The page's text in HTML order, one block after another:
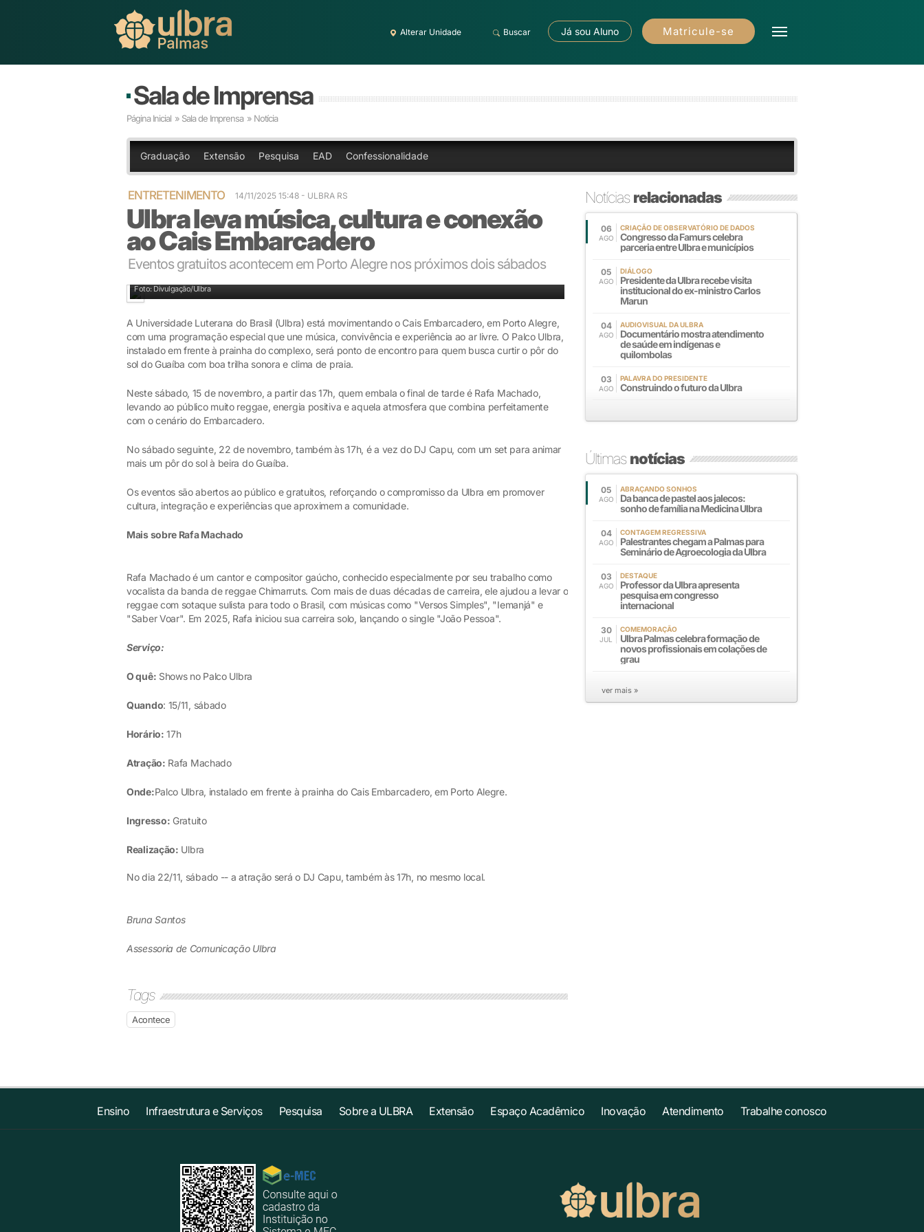
Alterar Unidade Buscar Já sou Aluno Matricule-se
Sala de Imprensa
Página Inicial » Sala de Imprensa » Notícia
Graduação Extensão Pesquisa EAD Confessionalidade
ENTRETENIMENTO 14/11/2025 15:48 - ULBRA RS
Ulbra leva música, cultura e conexão
ao Cais Embarcadero
Eventos gratuitos acontecem em Porto Alegre nos próximos dois sábados
Foto: Divulgação/Ulbra
A Universidade Luterana do Brasil (Ulbra) está movimentando o Cais Embarcadero, em Porto Alegre,
com uma programação especial que une música, convivência e experiência ao ar livre. O Palco Ulbra,
instalado em frente à prainha do complexo, será ponto de encontro para quem busca curtir o pôr do
sol do Guaíba com boa trilha sonora e clima de praia.
Neste sábado, 15 de novembro, a partir das 17h, quem embala o final de tarde é Rafa Machado,
levando ao público muito reggae, energia positiva e aquela atmosfera que combina perfeitamente
com o cenário do Embarcadero.
No sábado seguinte, 22 de novembro, também às 17h, é a vez do DJ Capu, com um set para animar
mais um pôr do sol à beira do Guaíba.
Os eventos são abertos ao público e gratuitos, reforçando o compromisso da Ulbra em promover
cultura, integração e experiências que aproximem a comunidade.
Mais sobre Rafa Machado
Rafa Machado é um cantor e compositor gaúcho, conhecido especialmente por seu trabalho como
vocalista da banda de reggae Chimarruts. Com mais de duas décadas de carreira, ele ajudou a levar o
reggae com sotaque sulista para todo o Brasil, com músicas como "Versos Simples", "Iemanjá" e
"Saber Voar". Em 2025, Rafa iniciou sua carreira solo, lançando o single "João Pessoa".
Serviço:
O quê: Shows no Palco Ulbra
Quando: 15/11, sábado
Horário: 17h
Atração: Rafa Machado
Onde:Palco Ulbra, instalado em frente à prainha do Cais Embarcadero, em Porto Alegre.
Ingresso: Gratuito
Realização: Ulbra
No dia 22/11, sábado -- a atração será o DJ Capu, também às 17h, no mesmo local.
Bruna Santos
Assessoria de Comunicação Ulbra
Tags
Acontece
Notíciasrelacionadas
06
AGO
CRIAÇÃO DE OBSERVATÓRIO DE DADOS
Congresso da Famurs celebra
parceria entre Ulbra e municípios
05
AGO
DIÁLOGO
Presidente da Ulbra recebe visita
institucional do ex-ministro Carlos
Marun
04
AGO
AUDIOVISUAL DA ULBRA
Documentário mostra atendimento
de saúde em indígenas e
quilombolas
03
AGO
PALAVRA DO PRESIDENTE
Construindo o futuro da Ulbra
Últimasnotícias
05
AGO
ABRAÇANDO SONHOS
Da banca de pastel aos jalecos:
sonho de família na Medicina Ulbra
04
AGO
CONTAGEM REGRESSIVA
Palestrantes chegam a Palmas para
Seminário de Agroecologia da Ulbra
03
AGO
DESTAQUE
Professor da Ulbra apresenta
pesquisa em congresso
internacional
30
JUL
COMEMORAÇÃO
Ulbra Palmas celebra formação de
novos profissionais em colações de
grau
ver mais »
Ensino Infraestrutura e Serviços Pesquisa Sobre a ULBRA Extensão Espaço Acadêmico Inovação Atendimento Trabalhe conosco